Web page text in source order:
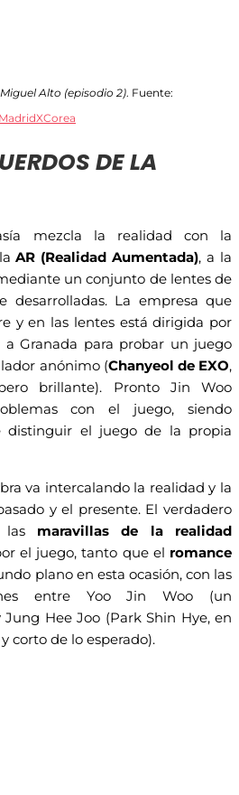
Alto (episodio 2). Fuente:
MadridXCorea
DE LA
mezcla la realidad con la
laAR (Realidad Aumentada), a la
un conjunto de lentes de
desarrolladas. La empresa que
y en las lentes está dirigida por
a Granada para probar un juego
anónimo (Chanyeol de EXO,
brillante). Pronto Jin Woo
con el juego, siendo
distinguir el juego de la propia
va intercalando la realidad y la
y el presente. El verdadero
las maravillas de la realidad
el juego, tanto que el romance
plano en esta ocasión, con las
entre Yoo Jin Woo (un
Hee Joo (Park Shin Hye, en
corto de lo esperado).